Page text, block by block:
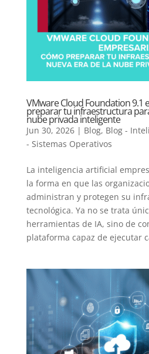
VMware Cloud Foundation 9.1
preparar tu infraestructura
nube privada inteligente
Jun 30, 2026| Blog, Blog -
- Sistemas Operativos
La inteligencia artificial
la forma en que las
administran y protegen su
tecnológica. Ya no se trata
herramientas de IA, sino de
plataforma capaz de ejecutar